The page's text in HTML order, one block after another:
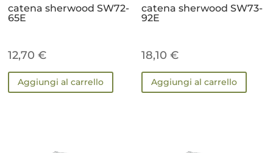
catena sherwood SW72-
65E
12,70€
Aggiungi al carrello
catena sherwood SW73-
92E
18,10€
Aggiungi al carrello